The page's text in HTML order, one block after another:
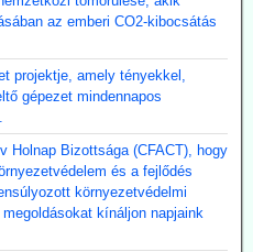
az emberi CO2-kibocsátás
projektje, amely tényekkel,
gépezet mindennapos
Holnap Bizottsága (CFACT), hogy
és a fejlődés
környezetvédelmi
kínáljon napjaink